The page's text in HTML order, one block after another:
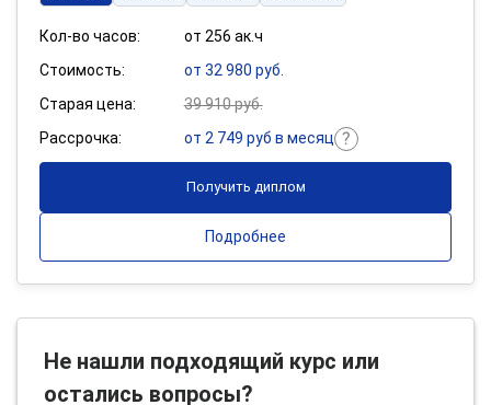
Кол-во часов:
от 256 ак.ч
Стоимость:
от 32 980 руб.
Старая цена:
39 910 руб.
Рассрочка:
от 2 749 руб в месяц
Получить диплом
Подробнее
Не нашли подходящий курс или
остались вопросы?